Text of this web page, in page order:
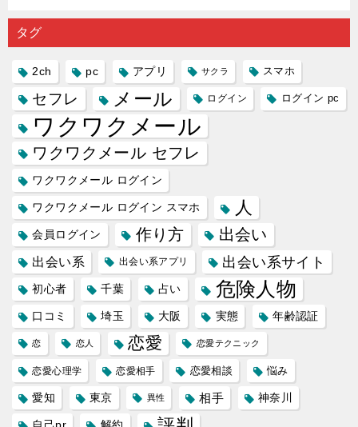
り会った
人に軽...
するので
プリの内
る人に恋
雑で素人
タグ
2ch pc アプリ サクラ スマホ
セフレ メール ログイン ログイン pc
ワクワクメール
ワクワクメール セフレ
ワクワクメール ログイン
ワクワクメール ログイン スマホ 人
会員ログイン 作り方 出会い
出会い系 出会い系アプリ 出会い系サイト
初心者 千葉 占い 危険人物
口コミ 埼玉 大阪 実態 年齢認証
恋 恋人 恋愛 恋愛テクニック
恋愛心理学 恋愛相手 恋愛相談 悩み
愛知 東京 異性 相手 神奈川